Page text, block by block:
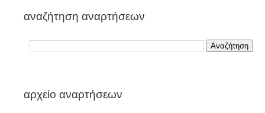
αναζήτηση αναρτήσεων
αρχείο αναρτήσεων